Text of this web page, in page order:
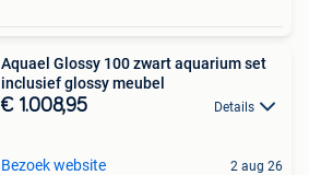
Aquael Glossy 100 zwart aquarium set
inclusief glossy meubel
€ 1.008,95 Details
Bezoek website 2 aug 26